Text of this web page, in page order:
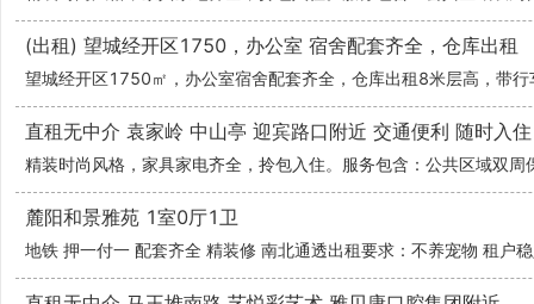
(出租) 望城经开区1750，办公室 宿舍配套齐全，仓库出租
直租无中介 袁家岭 中山亭 迎宾路口附近 交通便利 随时入住
麓阳和景雅苑 1室0厅1卫